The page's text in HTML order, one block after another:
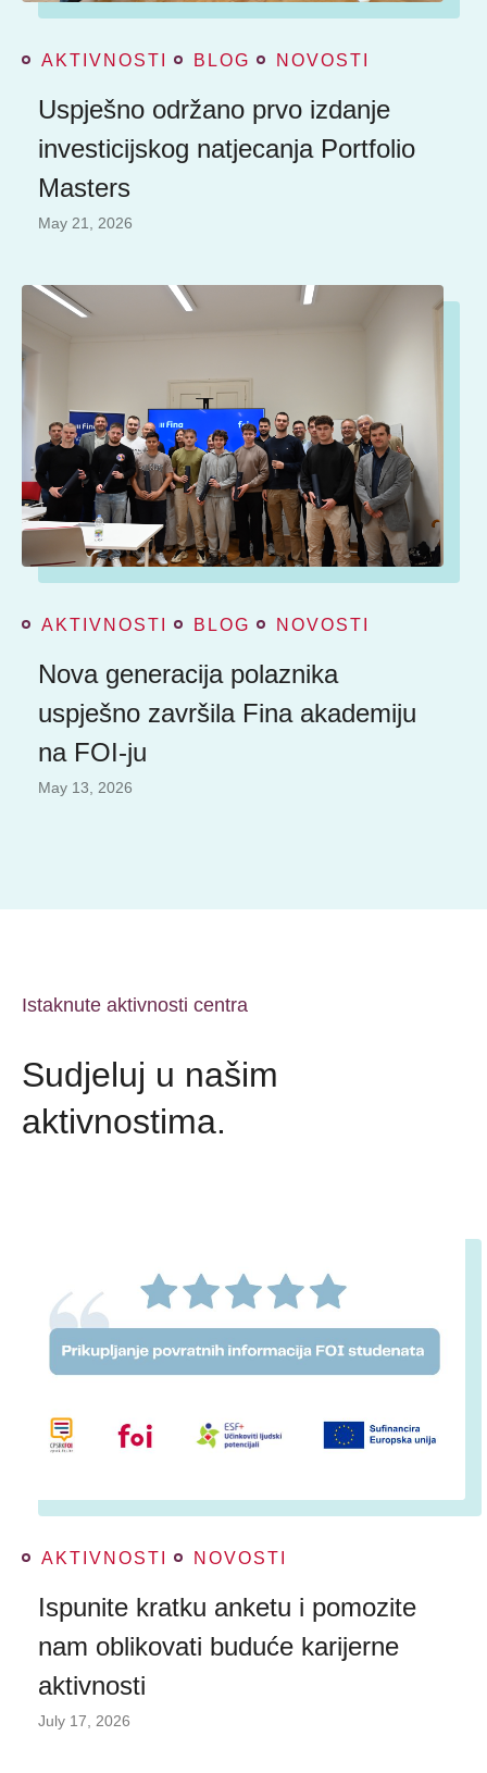
AKTIVNOSTI BLOG NOVOSTI
Uspješno održano prvo izdanje
investicijskog natjecanja Portfolio
Masters
May 21, 2026
AKTIVNOSTI BLOG NOVOSTI
Nova generacija polaznika
uspješno završila Fina akademiju
na FOI-ju
May 13, 2026
Istaknute aktivnosti centra
Sudjeluj u našim
aktivnostima.
AKTIVNOSTI NOVOSTI
Ispunite kratku anketu i pomozite
nam oblikovati buduće karijerne
aktivnosti
July 17, 2026